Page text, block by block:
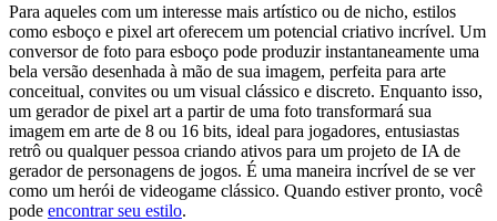
Para aqueles com um interesse mais artístico ou de nicho, estilos
como esboço e pixel art oferecem um potencial criativo incrível. Um
conversor de foto para esboço pode produzir instantaneamente uma
bela versão desenhada à mão de sua imagem, perfeita para arte
conceitual, convites ou um visual clássico e discreto. Enquanto isso,
um gerador de pixel art a partir de uma foto transformará sua
imagem em arte de 8 ou 16 bits, ideal para jogadores, entusiastas
retrô ou qualquer pessoa criando ativos para um projeto de IA de
gerador de personagens de jogos. É uma maneira incrível de se ver
como um herói de videogame clássico. Quando estiver pronto, você
pode encontrar seu estilo.